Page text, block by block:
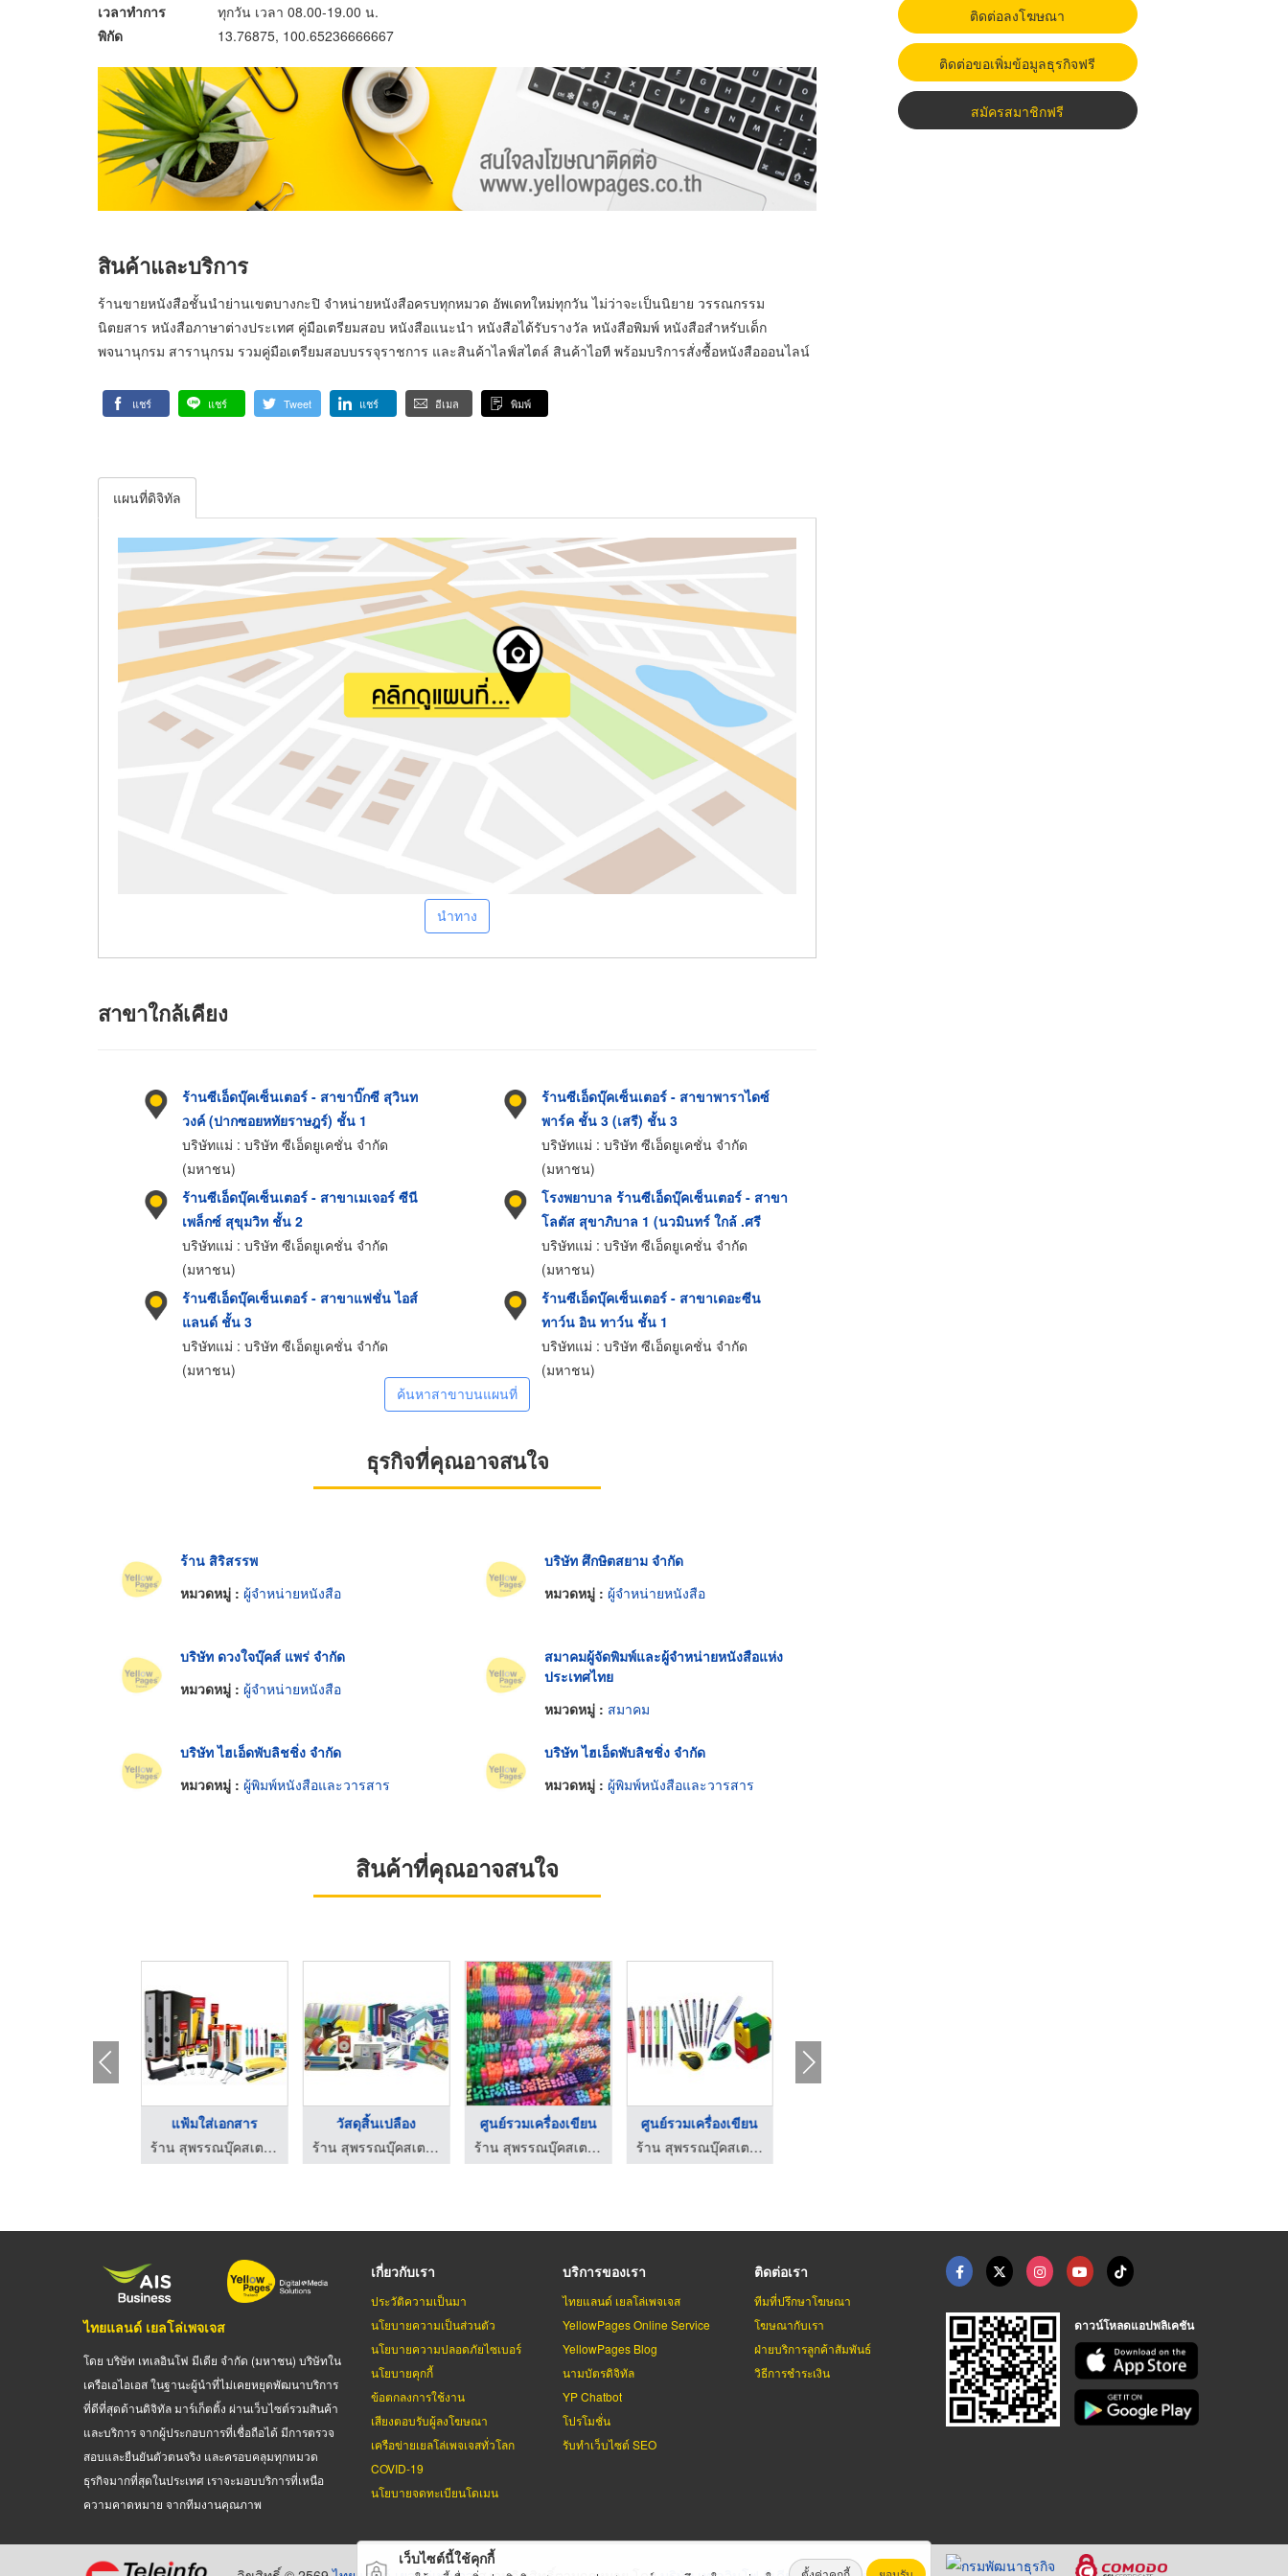
เวลาทำการ
ทุกวัน เวลา 08.00-19.00 น.
พิกัด
13.76875, 100.65236666667
สินค้าและบริการ
ร้านขายหนังสือชั้นนำย่านเขตบางกะปิ จำหน่ายหนังสือครบทุกหมวด อัพเดทใหม่ทุกวัน ไม่ว่าจะเป็นนิยาย วรรณกรรม
นิตยสาร หนังสือภาษาต่างประเทศ คู่มือเตรียมสอบ หนังสือแนะนำ หนังสือได้รับรางวัล หนังสือพิมพ์ หนังสือสำหรับเด็ก
พจนานุกรม สารานุกรม รวมคู่มือเตรียมสอบบรรจุราชการ และสินค้าไลฟ์สไตล์ สินค้าไอที พร้อมบริการสั่งซื้อหนังสือออนไลน์
แชร์ แชร์ Tweet แชร์ อีเมล พิมพ์
แผนที่ดิจิทัล
นำทาง
สาขาใกล้เคียง
ร้านซีเอ็ดบุ๊คเซ็นเตอร์ - สาขาบิ๊กซี สุวินท
วงค์ (ปากซอยหทัยราษฎร์) ชั้น 1
บริษัทแม่ : บริษัท ซีเอ็ดยูเคชั่น จำกัด
(มหาชน)
ร้านซีเอ็ดบุ๊คเซ็นเตอร์ - สาขาพาราไดซ์
พาร์ค ชั้น 3 (เสรี) ชั้น 3
บริษัทแม่ : บริษัท ซีเอ็ดยูเคชั่น จำกัด
(มหาชน)
ร้านซีเอ็ดบุ๊คเซ็นเตอร์ - สาขาเมเจอร์ ซีนี
เพล็กซ์ สุขุมวิท ชั้น 2
บริษัทแม่ : บริษัท ซีเอ็ดยูเคชั่น จำกัด
(มหาชน)
โรงพยาบาล ร้านซีเอ็ดบุ๊คเซ็นเตอร์ - สาขา
โลตัส สุขาภิบาล 1 (นวมินทร์ ใกล้ .ศรี
สยาม) ชั้น 2
บริษัทแม่ : บริษัท ซีเอ็ดยูเคชั่น จำกัด
(มหาชน)
ร้านซีเอ็ดบุ๊คเซ็นเตอร์ - สาขาแฟชั่น ไอส์
แลนด์ ชั้น 3
บริษัทแม่ : บริษัท ซีเอ็ดยูเคชั่น จำกัด
(มหาชน)
ร้านซีเอ็ดบุ๊คเซ็นเตอร์ - สาขาเดอะซีน
ทาว์น อิน ทาว์น ชั้น 1
บริษัทแม่ : บริษัท ซีเอ็ดยูเคชั่น จำกัด
(มหาชน)
ค้นหาสาขาบนแผนที่
ธุรกิจที่คุณอาจสนใจ
ร้าน สิริสรรพ
หมวดหมู่ : ผู้จำหน่ายหนังสือ
บริษัท ศึกษิตสยาม จำกัด
หมวดหมู่ : ผู้จำหน่ายหนังสือ
บริษัท ดวงใจบุ๊คส์ แพร่ จำกัด
หมวดหมู่ : ผู้จำหน่ายหนังสือ
สมาคมผู้จัดพิมพ์และผู้จำหน่ายหนังสือแห่ง
ประเทศไทย
หมวดหมู่ : สมาคม
บริษัท ไฮเอ็ดพับลิชชิ่ง จำกัด
หมวดหมู่ : ผู้พิมพ์หนังสือและวารสาร
บริษัท ไฮเอ็ดพับลิชชิ่ง จำกัด
หมวดหมู่ : ผู้พิมพ์หนังสือและวารสาร
สินค้าที่คุณอาจสนใจ
แฟ้มใส่เอกสาร
ร้าน สุพรรณบุ๊คสเตชั่นเนอรี่
วัสดุสิ้นเปลือง
ร้าน สุพรรณบุ๊คสเตชั่นเนอรี่
ศูนย์รวมเครื่องเขียน
ร้าน สุพรรณบุ๊คสเตชั่นเนอรี่
ศูนย์รวมเครื่องเขียน
ร้าน สุพรรณบุ๊คสเตชั่นเนอรี่
ติดต่อลงโฆษณา
ติดต่อขอเพิ่มข้อมูลธุรกิจฟรี
สมัครสมาชิกฟรี
ไทยแลนด์ เยลโล่เพจเจส
โดย บริษัท เทเลอินโฟ มีเดีย จำกัด (มหาชน) บริษัทใน
เครือเอไอเอส ในฐานะผู้นำที่ไม่เคยหยุดพัฒนาบริการ
ที่ดีที่สุดด้านดิจิทัล มาร์เก็ตติ้ง ผ่านเว็บไซต์รวมสินค้า
และบริการ จากผู้ประกอบการที่เชื่อถือได้ มีการตรวจ
สอบและยืนยันตัวตนจริง และครอบคลุมทุกหมวด
ธุรกิจมากที่สุดในประเทศ เราจะมอบบริการที่เหนือ
ความคาดหมาย จากทีมงานคุณภาพ
เกี่ยวกับเรา
ประวัติความเป็นมา
นโยบายความเป็นส่วนตัว
นโยบายความปลอดภัยไซเบอร์
นโยบายคุกกี้
ข้อตกลงการใช้งาน
เสียงตอบรับผู้ลงโฆษณา
เครือข่ายเยลโล่เพจเจสทั่วโลก
COVID-19
นโยบายจดทะเบียนโดเมน
บริการของเรา
ไทยแลนด์ เยลโล่เพจเจส
YellowPages Online Service
YellowPages Blog
นามบัตรดิจิทัล
YP Chatbot
โปรโมชั่น
รับทำเว็บไซต์ SEO
ติดต่อเรา
ทีมที่ปรึกษาโฆษณา
โฆษณากับเรา
ฝ่ายบริการลูกค้าสัมพันธ์
วิธีการชำระเงิน
ดาวน์โหลดแอปพลิเคชัน
เว็บไซต์นี้ใช้คุกกี้